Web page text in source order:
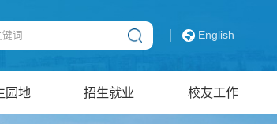
English
园地 招生就业 校友工作